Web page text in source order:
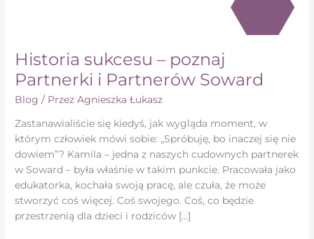
Historia sukcesu – poznaj
Partnerki i Partnerów Soward
Blog / PrzezAgnieszka Łukasz
Zastanawialiście się kiedyś, jak wygląda moment, w
którym człowiek mówi sobie: „Spróbuję, bo inaczej się nie
dowiem”? Kamila – jedna z naszych cudownych partnerek
w Soward – była właśnie w takim punkcie. Pracowała jako
edukatorka, kochała swoją pracę, ale czuła, że może
stworzyć coś więcej. Coś swojego. Coś, co będzie
przestrzenią dla dzieci i rodziców […]